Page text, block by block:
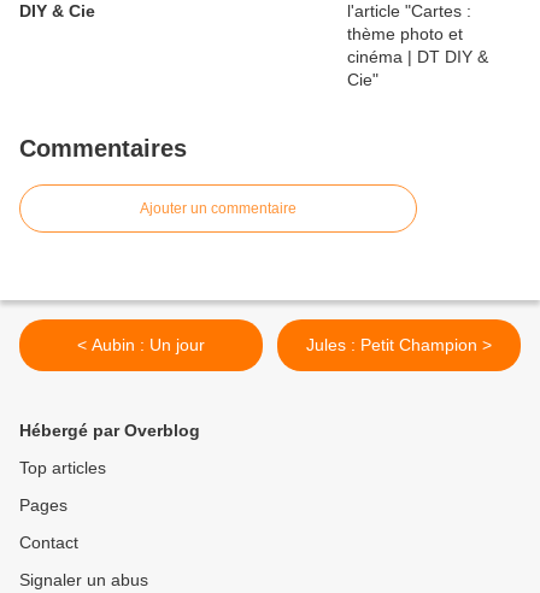
DIY & Cie
Commentaires
Ajouter un commentaire
< Aubin : Un jour Jules : Petit Champion >
Hébergé par Overblog
Top articles
Pages
Contact
Signaler un abus